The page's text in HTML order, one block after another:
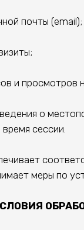
почты (email);
просмотров
о
сессии.
меры по